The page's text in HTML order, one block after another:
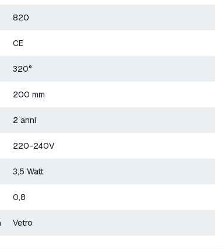
820
CE
320°
200 mm
2 anni
220-240V
3,5 Watt
0,8
Vetro